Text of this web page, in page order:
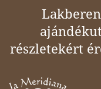
részletekért